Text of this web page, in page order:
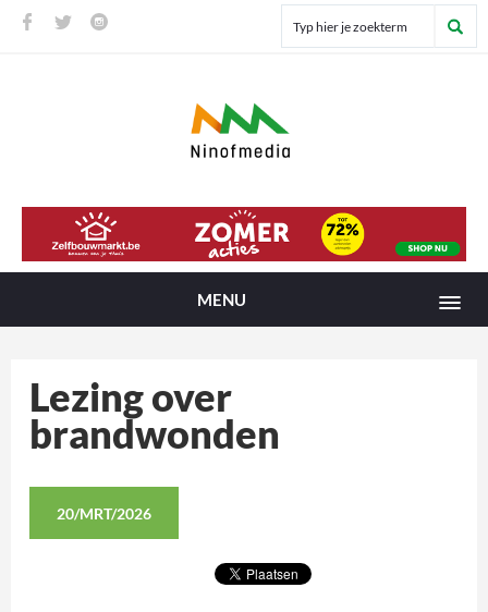
MENU
Lezing over
brandwonden
20/MRT/2026